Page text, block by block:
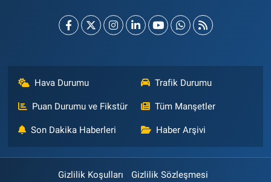
Hava Durumu Trafik Durumu
Puan Durumu ve Fikstür Tüm Manşetler
Son Dakika Haberleri Haber Arşivi
Gizlilik Koşulları
Gizlilik Sözleşmesi